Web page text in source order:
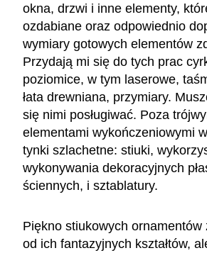
okna, drzwi i inne elementy,
ozdabiane oraz odpowiednio
wymiary gotowych elementów
Przydają mi się do tych prac
poziomice, w tym laserowe,
łata drewniana, przymiary.
się nimi posługiwać. Poza
elementami wykończeniowymi
tynki szlachetne: stiuki,
wykonywania dekoracyjnych
ściennych, i sztablatury.
Piękno stiukowych ornamentów
od ich fantazyjnych kształtów,